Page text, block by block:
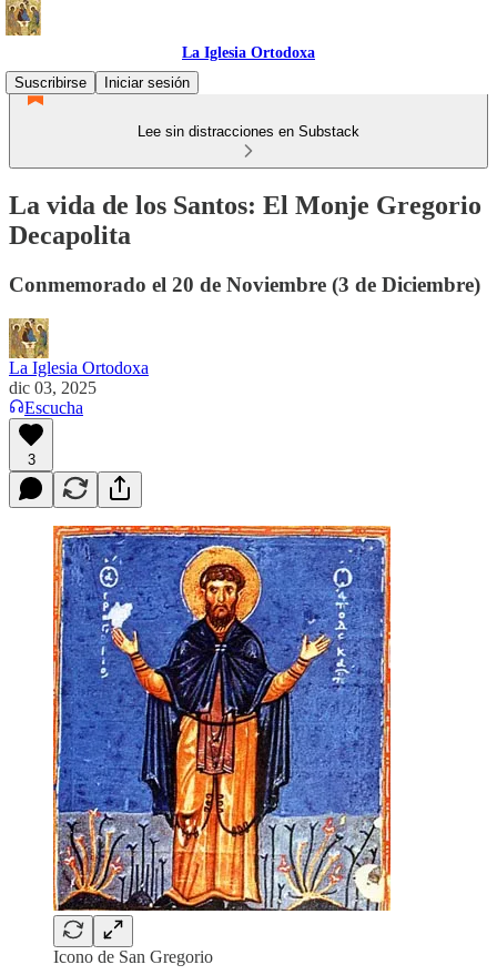
La Iglesia Ortodoxa
Suscribirse
Iniciar sesión
Lee sin distracciones en Substack
La vida de los Santos: El Monje Gregorio
Decapolita
Conmemorado el 20 de Noviembre (3 de Diciembre)
La Iglesia Ortodoxa
dic 03, 2025
Escucha
3
Icono de San Gregorio